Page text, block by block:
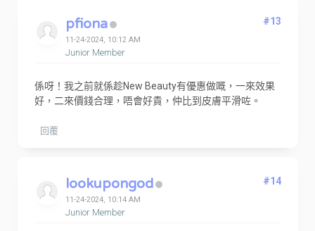
pfiona
11-24-2024, 10:12 AM
Junior Member
#13
係呀！我之前就係趁New Beauty有優惠做嘅，一來效果
好，二來價錢合理，唔會好貴，仲比到皮膚平滑咗。
回覆
lookupongod
11-24-2024, 10:14 AM
Junior Member
#14